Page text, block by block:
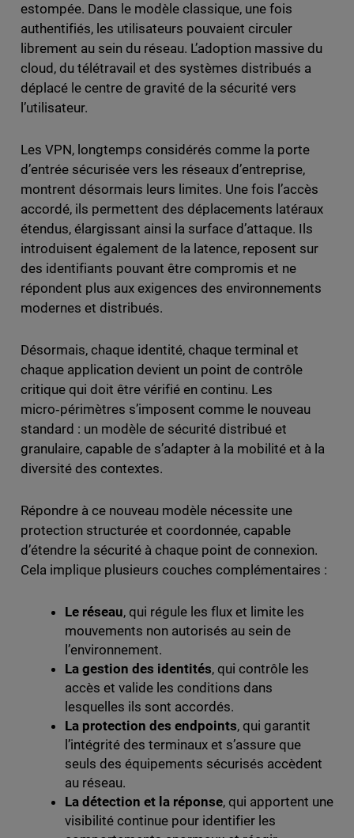
estompée. Dans le modèle classique, une fois
authentifiés, les utilisateurs pouvaient circuler
librement au sein du réseau. L’adoption massive du
cloud, du télétravail et des systèmes distribués a
déplacé le centre de gravité de la sécurité vers
l’utilisateur.
Les VPN, longtemps considérés comme la porte
d’entrée sécurisée vers les réseaux d’entreprise,
montrent désormais leurs limites. Une fois l’accès
accordé, ils permettent des déplacements latéraux
étendus, élargissant ainsi la surface d’attaque. Ils
introduisent également de la latence, reposent sur
des identifiants pouvant être compromis et ne
répondent plus aux exigences des environnements
modernes et distribués.
Désormais, chaque identité, chaque terminal et
chaque application devient un point de contrôle
critique qui doit être vérifié en continu. Les
micro‑périmètres s’imposent comme le nouveau
standard : un modèle de sécurité distribué et
granulaire, capable de s’adapter à la mobilité et à la
diversité des contextes.
Répondre à ce nouveau modèle nécessite une
protection structurée et coordonnée, capable
d’étendre la sécurité à chaque point de connexion.
Cela implique plusieurs couches complémentaires :
Le réseau, qui régule les flux et limite les
mouvements non autorisés au sein de
l’environnement.
La gestion des identités, qui contrôle les
accès et valide les conditions dans
lesquelles ils sont accordés.
La protection des endpoints, qui garantit
l’intégrité des terminaux et s’assure que
seuls des équipements sécurisés accèdent
au réseau.
La détection et la réponse, qui apportent une
visibilité continue pour identifier les